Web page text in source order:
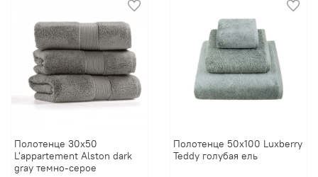
Полотенце 30х50
L'appartement Alston dark
gray темно-серое
Полотенце 50х100 Luxberry
Teddy голубая ель